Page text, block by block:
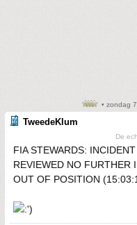
• zondag
TweedeKlum
De
FIA STEWARDS:
REVIEWED NO FURTHER
OUT OF POSITION